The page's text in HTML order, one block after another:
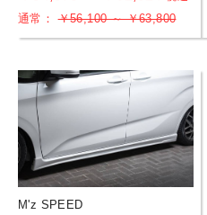
通常：￥56,100 ～ ￥63,800
M'z SPEED